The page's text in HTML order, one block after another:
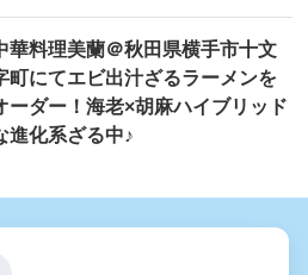
華料理美蘭＠秋田県横手市十文
町にてエビ出汁ざるラーメンを
ーダー！海老×胡麻ハイブリッド
進化系ざる中♪